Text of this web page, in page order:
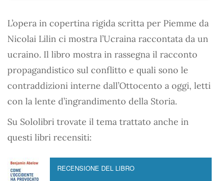
L’opera in copertina rigida scritta per Piemme da
Nicolai Lilin ci mostra l’Ucraina raccontata da un
ucraino. Il libro mostra in rassegna il racconto
propagandistico sul conflitto e quali sono le
contraddizioni interne dall’Ottocento a oggi, letti
con la lente d’ingrandimento della Storia.
Su Sololibri trovate il tema trattato anche in
questi libri recensiti:
RECENSIONE DEL LIBRO